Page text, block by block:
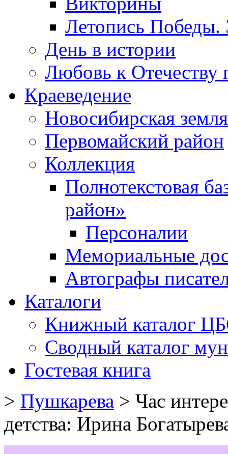
Летопись Победы.
День в истории
Любовь к Отечеству
Краеведение
Новосибирская земля
Первомайский район
Коллекция
Полнотекстовая
район»
Персоналии
Мемориальные
Автографы
Каталоги
Книжный каталог
Сводный каталог
Гостевая книга
> Пушкарева > Час
детства: Ирина